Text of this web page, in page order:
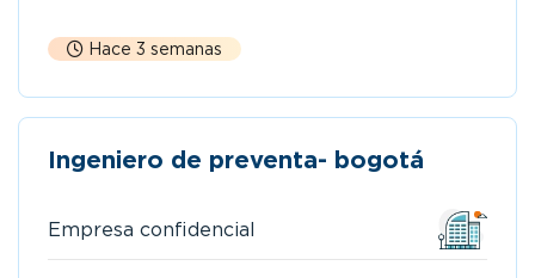
Hace 3 semanas
Ingeniero de preventa- bogotá
Empresa confidencial